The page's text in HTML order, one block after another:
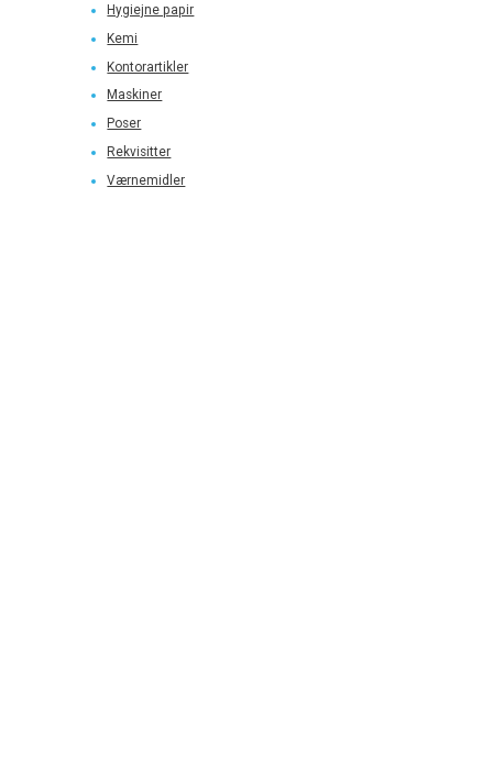
Hygiejne papir
Kemi
Kontorartikler
Maskiner
Poser
Rekvisitter
Værnemidler